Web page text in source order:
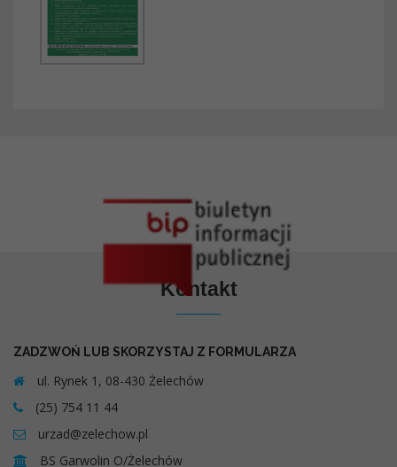
Kontakt
ZADZWOŃ LUB SKORZYSTAJ Z FORMULARZA
ul. Rynek 1, 08-430 Żelechów
(25) 754 11 44
urzad@zelechow.pl
BS Garwolin O/Żelechów